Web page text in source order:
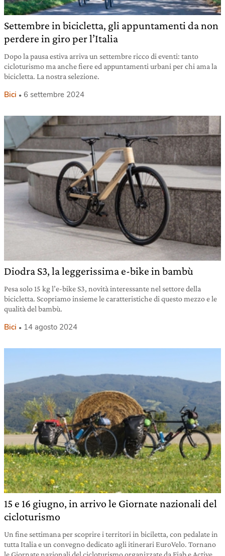
Settembre in bicicletta, gli appuntamenti da non
perdere in giro per l’Italia
Dopo la pausa estiva arriva un settembre ricco di eventi: tanto
cicloturismo ma anche fiere ed appuntamenti urbani per chi ama la
bicicletta. La nostra selezione.
Bici 6 settembre 2024
Diodra S3, la leggerissima e-bike in bambù
Pesa solo 15 kg l’e-bike S3, novità interessante nel settore della
bicicletta. Scopriamo insieme le caratteristiche di questo mezzo e le
qualità del bambù.
Bici 14 agosto 2024
15 e 16 giugno, in arrivo le Giornate nazionali del
cicloturismo
Un fine settimana per scoprire i territori in biciletta, con pedalate in
tutta Italia e un convegno dedicato agli itinerari EuroVelo. Tornano
le Giornate nazionali del cicloturismo organizzate da Fiab e Active